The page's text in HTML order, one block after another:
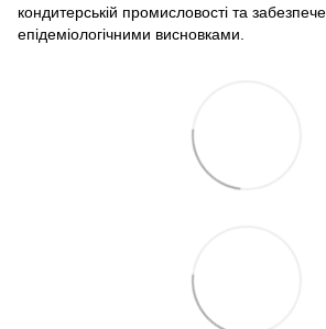
кондитерській промисловості та
епідеміологічними висновками.